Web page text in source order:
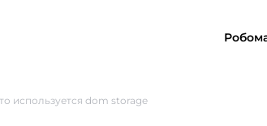
используется dom storage